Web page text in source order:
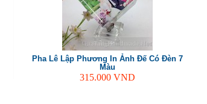
Pha Lê Lập Phương In Ảnh Đế Có Đèn 7
Màu
315.000 VND